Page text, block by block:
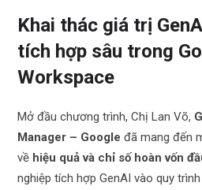
Khai thác giá trị
tích hợp sâu trong
Workspace
Mở đầu chương trình, Chị Lan Võ,
Manager – Google đã mang đến
về hiệu quả và chỉ số hoàn vốn
nghiệp tích hợp GenAI vào quy